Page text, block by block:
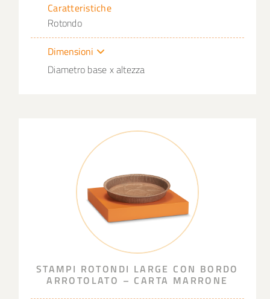
Caratteristiche
Rotondo
Dimensioni
Diametro base x altezza
STAMPI ROTONDI LARGE CON BORDO
ARROTOLATO – CARTA MARRONE